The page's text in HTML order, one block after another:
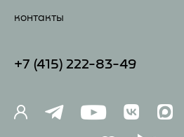
контакты
+7 (41 5) 222-83-49